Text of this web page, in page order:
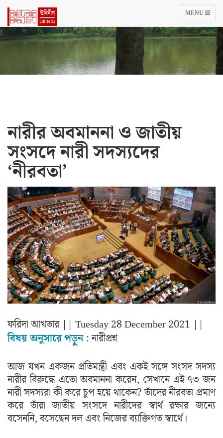
TOGGLE
NAVIGATION
MENU
নারীর অবমাননা ও জাতীয়
সংসদে নারী সদস্যদের
‘নীরবতা’
ফরিদা আখতার|| Tuesday 28 December 2021 ||
বিষয় অনুসারে পড়ুন :নারীপ্রশ্ন
আজ যখন একজন প্রতিমন্ত্রী এবং একই সঙ্গে সংসদ সদস্য
নারীর বিরুদ্ধে এতো অবমাননা করেন, সেখানে এই ৭৩ জন
নারী সদস্যরা কী করে চুপ হয়ে থাকেন? তাঁদের নীরবতা প্রমাণ
করে তাঁরা জাতীয় সংসদে নারীদের স্বার্থ রক্ষার জন্যে
বসেননি, বসেছেন দল এবং নিজের ব্যাক্তিগত স্বার্থে।